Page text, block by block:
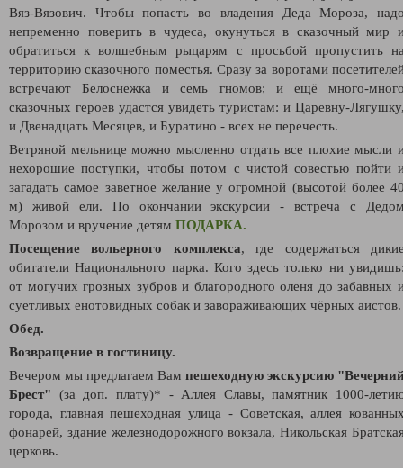
Вяз-Вязович. Чтобы попасть во владения Деда Мороза,
непременно поверить в чудеса, окунуться в сказочный мир
обратиться к волшебным рыцарям с просьбой пропустить
территорию сказочного поместья. Сразу за воротами
встречают Белоснежка и семь гномов; и ещё много-
сказочных героев удастся увидеть туристам: и Царевну-
и Двенадцать Месяцев, и Буратино - всех не перечесть.
Ветряной мельнице можно мысленно отдать все плохие мысли
нехорошие поступки, чтобы потом с чистой совестью пойти
загадать самое заветное желание у огромной (высотой более
м) живой ели. По окончании экскурсии - встреча с
Морозом и вручение детям ПОДАРКА.
Посещение вольерного комплекса, где содержаться
обитатели Национального парка. Кого здесь только ни
от могучих грозных зубров и благородного оленя до забавных
суетливых енотовидных собак и завораживающих чёрных аистов.
Обед.
Возвращение в гостиницу.
Вечером мы предлагаем Вам пешеходную экскурсию
Брест" (за доп. плату)* - Аллея Славы, памятник 1000-
города, главная пешеходная улица - Советская, аллея
фонарей, здание железнодорожного вокзала, Никольская
церковь.